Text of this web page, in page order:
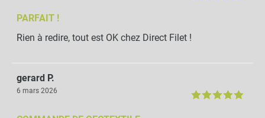
PARFAIT !
Rien à redire, tout est OK chez Direct Filet !
gerard P.
6 mars 2026